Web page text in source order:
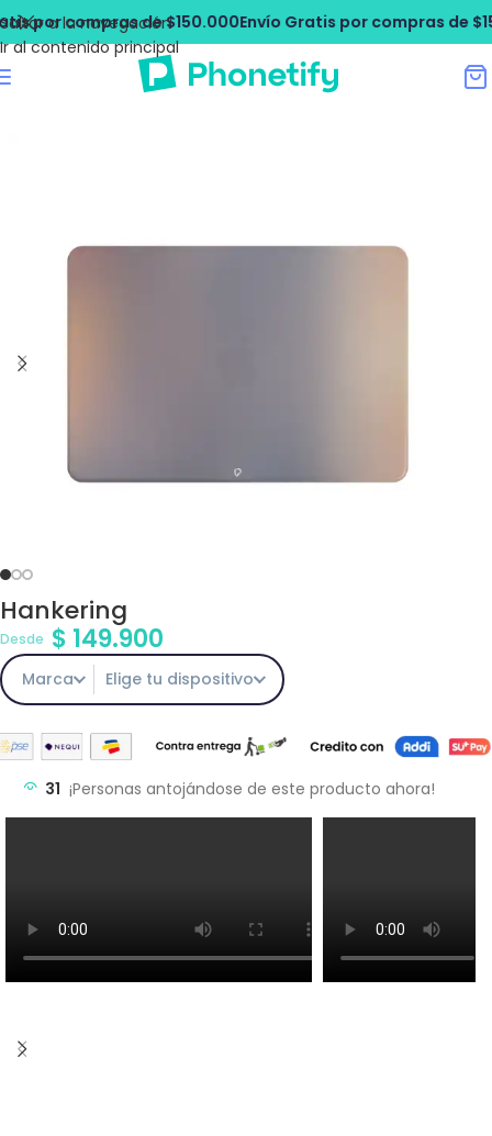
Saltar a la navegación
Ir al contenido principal
por compras de $150.000Envío Gratis por compras de
Hankering
Desde $ 149.900
Marca Elige tu dispositivo
31 ¡Personas antojándose de este producto ahora!